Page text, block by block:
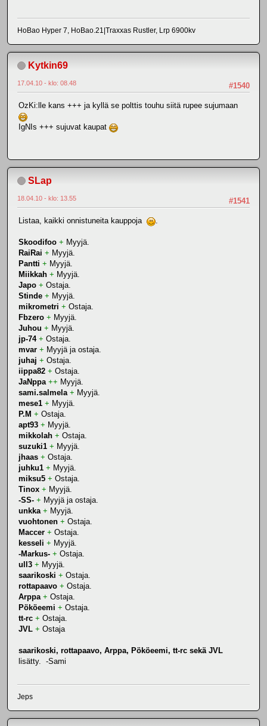
HoBao Hyper 7, HoBao.21|Traxxas Rustler, Lrp 6900kv
Kytkin69
#1540
17.04.10 - klo: 08.48
OzKi:lle kans +++ ja kyllä se polttis touhu siitä rupee sujumaan
IgNIs +++ sujuvat kaupat
SLap
#1541
18.04.10 - klo: 13.55
Listaa, kaikki onnistuneita kauppoja
Skoodifoo + Myyjä.
RaiRai + Myyjä.
Pantti + Myyjä.
Miikkah + Myyjä.
Japo + Ostaja.
Stinde + Myyjä.
mikrometri + Ostaja.
Fbzero + Myyjä.
Juhou + Myyjä.
jp-74 + Ostaja.
mvar + Myyjä ja ostaja.
juhaj + Ostaja.
iippa82 + Ostaja.
JaNppa ++ Myyjä.
sami.salmela + Myyjä.
mese1 + Myyjä.
P.M + Ostaja.
apt93 + Myyjä.
mikkolah + Ostaja.
suzuki1 + Myyjä.
jhaas + Ostaja.
juhku1 + Myyjä.
miksu5 + Ostaja.
Tinox + Myyjä.
-SS- + Myyjä ja ostaja.
unkka + Myyjä.
vuohtonen + Ostaja.
Maccer + Ostaja.
kesseli + Myyjä.
-Markus- + Ostaja.
ull3 + Myyjä.
saarikoski + Ostaja.
rottapaavo + Ostaja.
Arppa + Ostaja.
Pököeemi + Ostaja.
tt-rc + Ostaja.
JVL + Ostaja
saarikoski, rottapaavo, Arppa, Pököeemi, tt-rc sekä JVL
lisätty. -Sami
Jeps